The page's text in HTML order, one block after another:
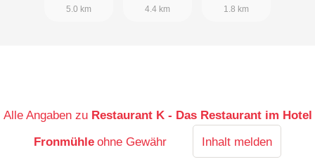
5.0 km 4.4 km 1.8 km
Alle Angaben zu Restaurant K - Das Restaurant im Hotel
Fronmühle ohne Gewähr Inhalt melden